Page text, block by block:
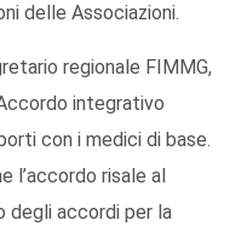
delle Associazioni.
regionale FIMMG,
integrativo
con i medici di base.
l’accordo risale al
degli accordi per la